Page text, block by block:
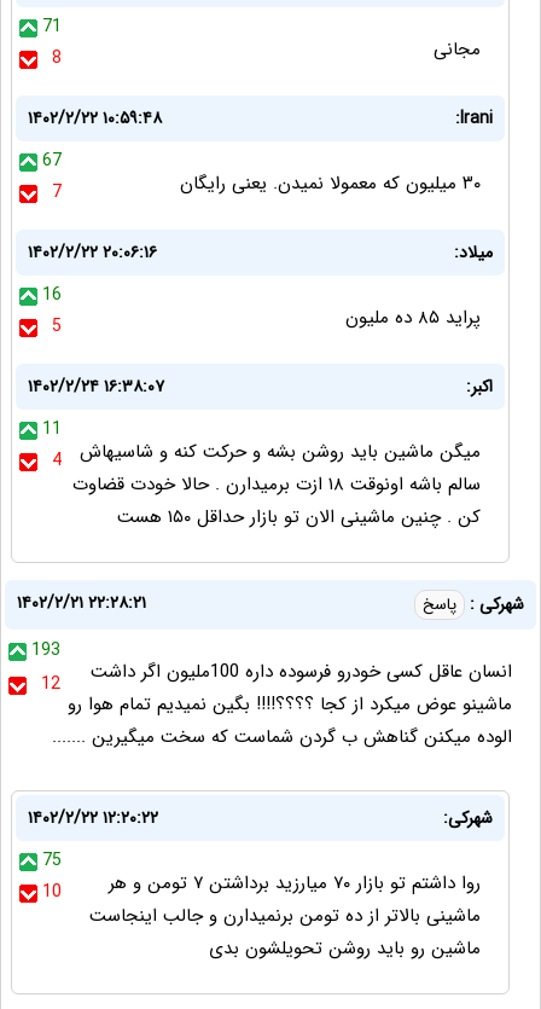
71
8
مجانی
Irani:
۱۴۰۲/۲/۲۲ ۱۰:۵۹:۴۸
67
7
۳۰ میلیون که معمولا نمیدن. یعنی رایگان
میلاد:
۱۴۰۲/۲/۲۲ ۲۰:۰۶:۱۶
16
5
پراید ۸۵ ده ملیون
اکبر:
۱۴۰۲/۲/۲۴ ۱۶:۳۸:۰۷
11
4
میگن ماشین باید روشن بشه و حرکت کنه و شاسیهاش
سالم باشه اونوقت ۱۸ ازت برمیدارن . حالا خودت قضاوت
کن . چنین ماشینی الان تو بازار حداقل ۱۵۰ هست
شهرکی : پاسخ
۱۴۰۲/۲/۲۱ ۲۲:۲۸:۲۱
193
12
انسان عاقل کسی خودرو فرسوده داره 100ملیون اگر داشت
ماشینو عوض میکرد از کجا ؟؟؟؟!!!! بگین نمیدیم تمام هوا رو
الوده میکنن گناهش ب گردن شماست که سخت میگیرین .......
شهرکی:
۱۴۰۲/۲/۲۲ ۱۲:۲۰:۲۲
75
10
روا داشتم تو بازار ۷۰ میارزید برداشتن ۷ تومن و هر
ماشینی بالاتر از ده تومن برنمیدارن و جالب اینجاست
ماشین رو باید روشن تحویلشون بدی